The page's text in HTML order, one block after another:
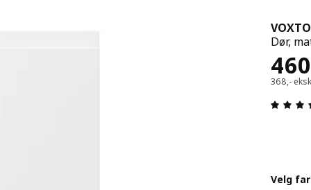
Dør,
460
Pris
368,-
Velg